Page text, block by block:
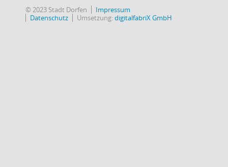
© 2023 Stadt Dorfen
Impressum
Datenschutz
Umsetzung:digitalfabriX GmbH